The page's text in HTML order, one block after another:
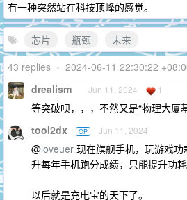
有一种突然站在科技顶峰的感觉。
芯片 瓶颈
未来
43 replies • 2024-06-11 22:30:22
drealism Jun 11, 2024 1
等突破呗，，，不然又是“物理大厦
tool2dx OP Jun 11, 2024
@loveuer 现在旗舰手机，玩游戏
升每年手机跑分成绩，只能提升功耗
以后就是充电宝的天下了。